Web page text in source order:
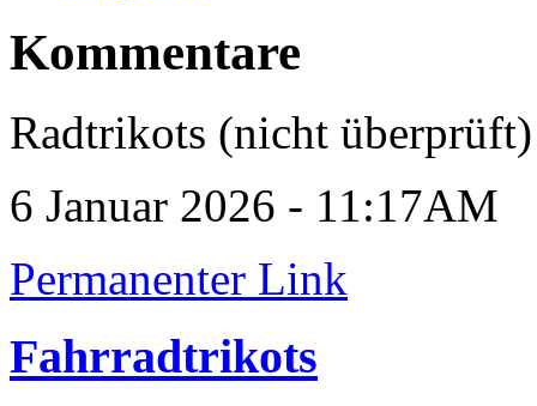
Kommentare
Radtrikots (nicht überprüft)
6 Januar 2026 - 11:17AM
Permanenter Link
Fahrradtrikots